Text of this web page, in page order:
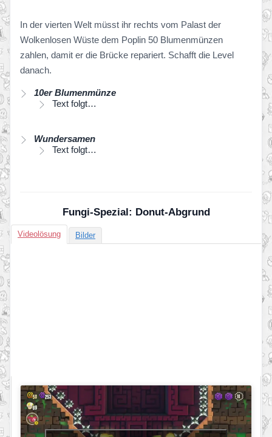
In der vierten Welt müsst ihr rechts vom Palast der
Wolkenlosen Wüste dem Poplin 50 Blumenmünzen
zahlen, damit er die Brücke repariert. Schafft die Level
danach.
10er Blumenmünze
Text folgt…
Wundersamen
Text folgt…
Fungi-Spezial: Donut-Abgrund
Videolösung Bilder